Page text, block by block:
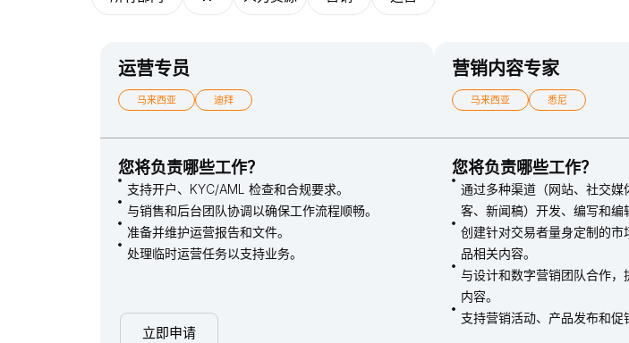
运营专员
马来西亚 迪拜
您将负责哪些工作？
支持开户、KYC/AML 检查和合规要求。
与销售和后台团队协调以确保工作流程顺畅。
准备并维护运营报告和文件。
处理临时运营任务以支持业务。
立即申请
营销内容专家
马来西亚 悉尼
您将负责哪些工作？
通过多种渠道（网站、社交
客、新闻稿）开发、编写和编
创建针对交易者量身定制的市
品相关内容。
与设计和数字营销团队合作
内容。
支持营销活动、产品发布和促